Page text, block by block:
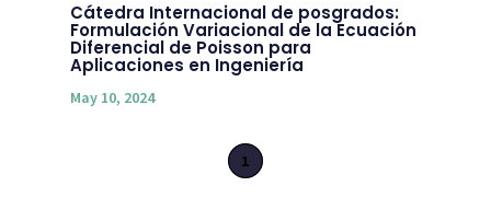
Cátedra Internacional de posgrados:
Formulación Variacional de la Ecuación
Diferencial de Poisson para
Aplicaciones en Ingeniería
May 10, 2024
1